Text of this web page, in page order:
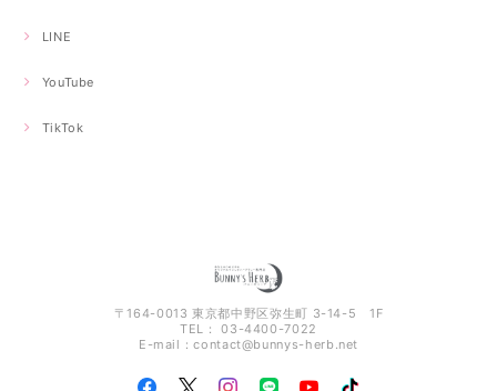
LINE
YouTube
TikTok
〒164-0013 東京都中野区弥生町 3-14-5 1F
TEL： 03-4400-7022
E-mail：contact@bunnys-herb.net